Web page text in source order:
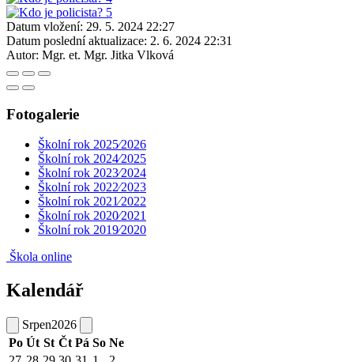
Datum vložení: 29. 5. 2024 22:27
Datum poslední aktualizace: 2. 6. 2024 22:31
Autor: Mgr. et. Mgr. Jitka Vlková
Fotogalerie
Školní rok 2025⁄2026
Školní rok 2024⁄2025
Školní rok 2023⁄2024
Školní rok 2022⁄2023
Školní rok 2021⁄2022
Školní rok 2020⁄2021
Školní rok 2019⁄2020
Škola online
Kalendář
Srpen2026
Po Út St Čt Pá So Ne